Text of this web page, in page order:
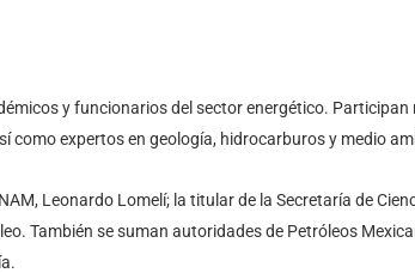
y funcionarios del sector energético. Participan
como expertos en geología, hidrocarburos y medio
Leonardo Lomelí; la titular de la Secretaría de
También se suman autoridades de Petróleos